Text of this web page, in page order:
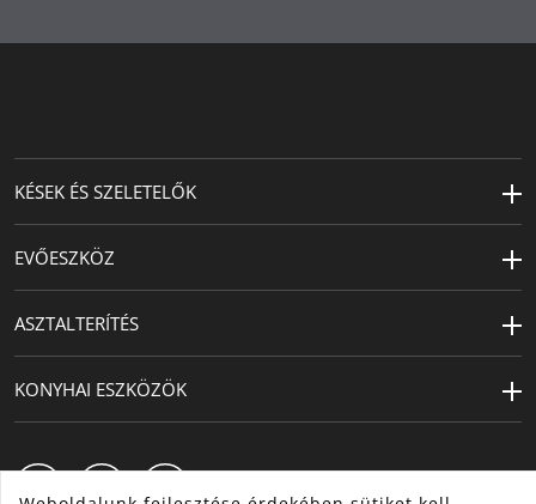
KÉSEK ÉS SZELETELŐK
EVŐESZKÖZ
ASZTALTERÍTÉS
KONYHAI ESZKÖZÖK